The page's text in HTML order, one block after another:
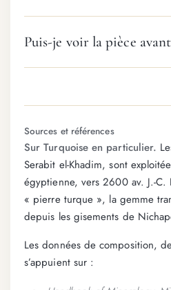
Puis-je voir la pièce
Sources et références
Sur Turquoise en particulier.
Serabit el-Khadim, sont
égyptienne, vers 2600 av. J.-
« pierre turque », la gemme
depuis les gisements de
Les données de composition,
s’appuient sur :